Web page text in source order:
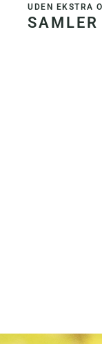
UDEN EKSTRA